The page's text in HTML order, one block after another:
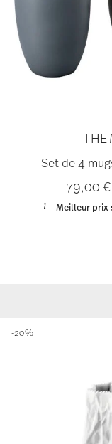
THE
Set de 4
79,00
Meilleur prix
-20%